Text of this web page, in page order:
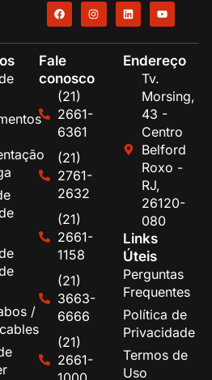
/
Fale
conosco
(21)
2661-
6361
(21)
2761-
2632
(21)
2661-
1158
(21)
3663-
6666
(21)
2661-
Endereço
Tv.
Morsing,
43 -
Centro
Belford
Roxo -
RJ,
26120-
080
Links
Úteis
Perguntas
Frequentes
Política de
Privacidade
Termos de
Uso